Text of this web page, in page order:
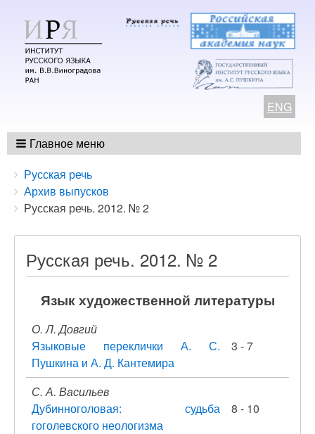
ENG
Главное меню
Breadcrumbs
You
are
here:
Русская речь
Архив выпусков
Русская речь. 2012. № 2
Русская речь. 2012. № 2
Язык художественной литературы
О. Л. Довгий
Языковые переклички А. С.
Пушкина и А. Д. Кантемира
3 - 7
С. А. Васильев
Дубинноголовая: судьба
гоголевского неологизма
8 - 10